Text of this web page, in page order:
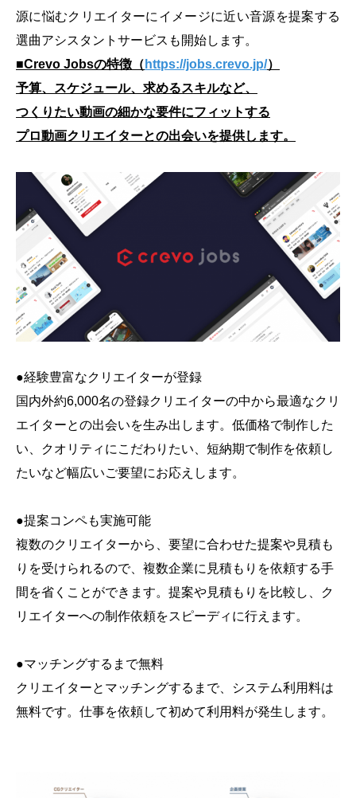
源に悩むクリエイターにイメージに近い音源を提案する
選曲アシスタントサービスも開始します。
■Crevo Jobsの特徴（ https://jobs.crevo.jp/）
予算、スケジュール、求めるスキルなど、
つくりたい動画の細かな要件にフィットする
プロ動画クリエイターとの出会いを提供します。
●経験豊富なクリエイターが登録
国内外約6,000名の登録クリエイターの中から最適なクリ
エイターとの出会いを生み出します。低価格で制作した
い、クオリティにこだわりたい、短納期で制作を依頼し
たいなど幅広いご要望にお応えします。
●提案コンペも実施可能
複数のクリエイターから、要望に合わせた提案や見積も
りを受けられるので、複数企業に見積もりを依頼する手
間を省くことができます。提案や見積もりを比較し、ク
リエイターへの制作依頼をスピーディに行えます。
●マッチングするまで無料
クリエイターとマッチングするまで、システム利用料は
無料です。仕事を依頼して初めて利用料が発生します。